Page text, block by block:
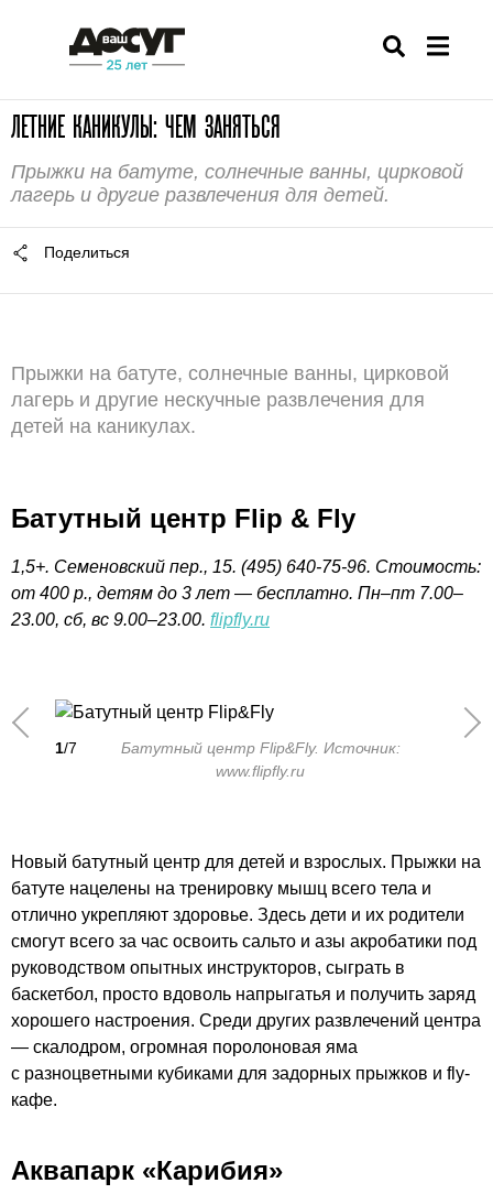
ЛЕТНИЕ КАНИКУЛЫ: ЧЕМ ЗАНЯТЬСЯ
Прыжки на батуте, солнечные ванны, цирковой
лагерь и другие развлечения для детей.
Поделиться
Прыжки на батуте, солнечные ванны, цирковой
лагерь и другие нескучные развлечения для
детей на каникулах.
Батутный центр Flip & Fly
1,5+. Семеновский пер., 15. (495) 640-75-96. Стоимость:
от 400 р., детям до 3 лет — бесплатно. Пн–пт 7.00–
23.00, сб, вс 9.00–23.00. flipfly.ru
1/7
Батутный центр Flip&Fly. Источник:
www.flipfly.ru
Новый батутный центр для детей и взрослых. Прыжки на
батуте нацелены на тренировку мышц всего тела и
отлично укрепляют здоровье. Здесь дети и их родители
смогут всего за час освоить сальто и азы акробатики под
руководством опытных инструкторов, сыграть в
баскетбол, просто вдоволь напрыгатья и получить заряд
хорошего настроения. Среди других развлечений центра
— скалодром, огромная поролоновая яма
с разноцветными кубиками для задорных прыжков и fly-
кафе.
Аквапарк «Карибия»